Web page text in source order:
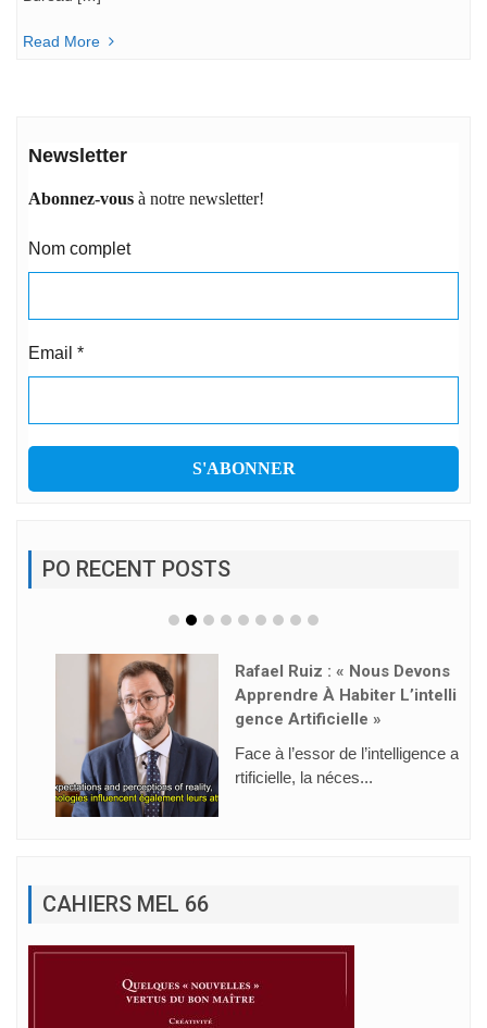
Read More
Newsletter
Abonnez-vous à notre newsletter!
Nom complet
Email *
PO RECENT POSTS
Rafael Ruiz : « Nous Devons
Apprendre À Habiter L’intelli
Gence Artificielle »
Face à l’essor de l’intelligence a
rtificielle, la néces...
CAHIERS MEL 66